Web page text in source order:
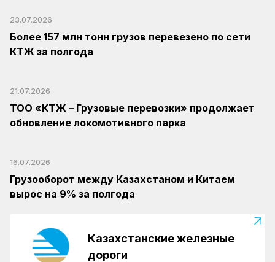
23.07.2026
Более 157 млн тонн грузов перевезено по сети
КТЖ за полгода
21.07.2026
ТОО «КТЖ – Грузовые перевозки» продолжает
обновление локомотивного парка
16.07.2026
Грузооборот между Казахстаном и Китаем
вырос на 9% за полгода
Казахстанские железные
дороги